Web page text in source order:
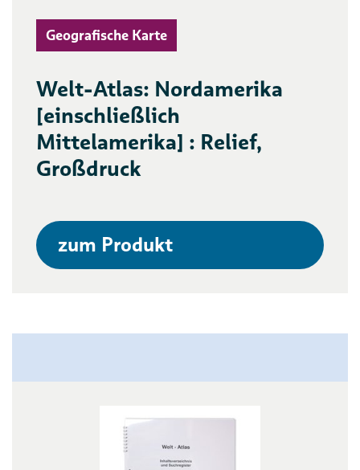
Geografische Karte
Welt-Atlas: Nordamerika
[einschließlich
Mittelamerika] : Relief,
Großdruck
zum Produkt